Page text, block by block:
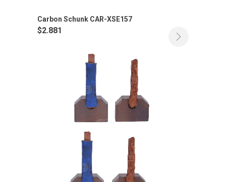
Carbon Schunk CAR-XSE157
$2.881